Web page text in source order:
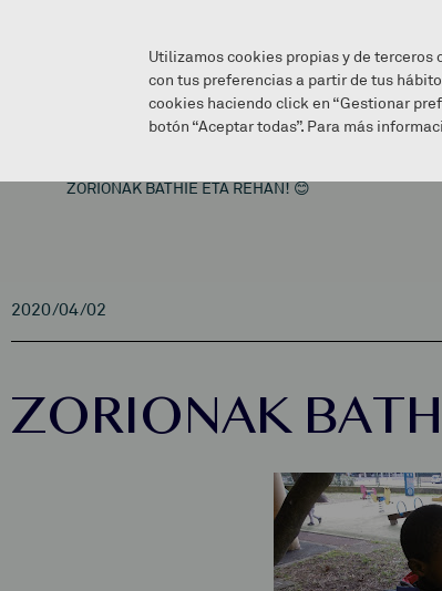
ZORIONAK BATHIE ETA REHAN! 😊
2020/04/02
ZORIONAK
Utilizamos cookies propias y de
con tus preferencias a partir de tus
cookies haciendo click en “Gestionar
botón “Aceptar todas”. Para más